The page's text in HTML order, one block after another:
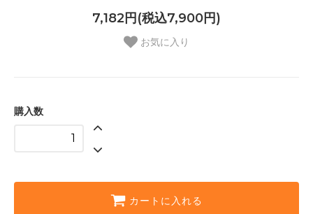
7,182円(税込7,900円)
お気に入り
購入数
カートに入れる